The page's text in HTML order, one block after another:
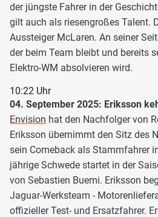
der jüngste Fahrer in der
gilt auch als riesengroßes Talent.
Aussteiger McLaren. An seiner
der beim Team bleibt und bereits
Elektro-WM absolvieren wird.
10:22 Uhr
04. September 2025: Eriksson
Envision hat den Nachfolger von
Eriksson übernimmt den Sitz des
sein Comeback als Stammfahrer
jährige Schwede startet in der
von Sebastien Buemi. Eriksson
Jaguar-Werksteam -
offizieller Test- und Ersatzfahrer.